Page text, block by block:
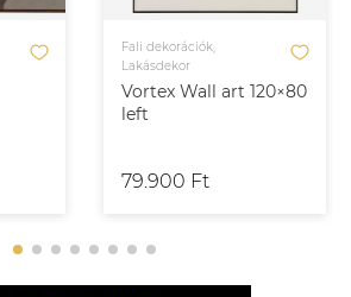
Vortex Wall art 120×80
left
Fali dekorációk,
Lakásdekor
79.900 Ft